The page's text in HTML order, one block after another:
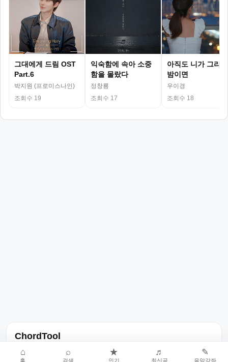
그대에게 드림 OST
Part.6
박지원 (프로미스나인)
조회수 19
익숙함에 속아 소중
함을 몰랐다
정창룡
조회수 17
아직도 니가 그리운
밤이면
우이경
조회수 18
ChordTool
노래 가사, 곡 정보, 코드, 악보를 한곳에서 찾을 수 있는 음악 정보
⌂
홈
⌕
검색
★
인기
♬
최신곡
✎
음악강좌